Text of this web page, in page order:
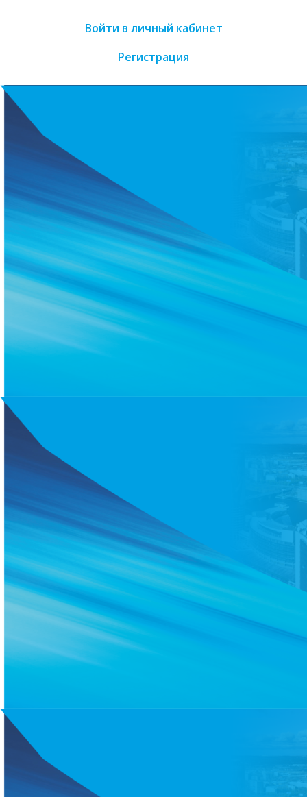
Войти в личный кабинет
Регистрация